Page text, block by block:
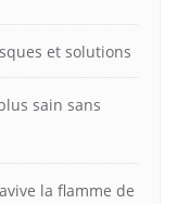
et solutions
sain sans
la flamme de